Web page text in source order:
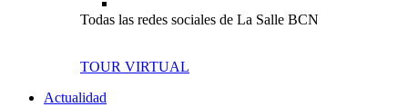
Todas las redes sociales de La Salle BCN
TOUR VIRTUAL
Actualidad